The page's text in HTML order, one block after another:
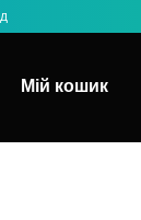
Мій кошик